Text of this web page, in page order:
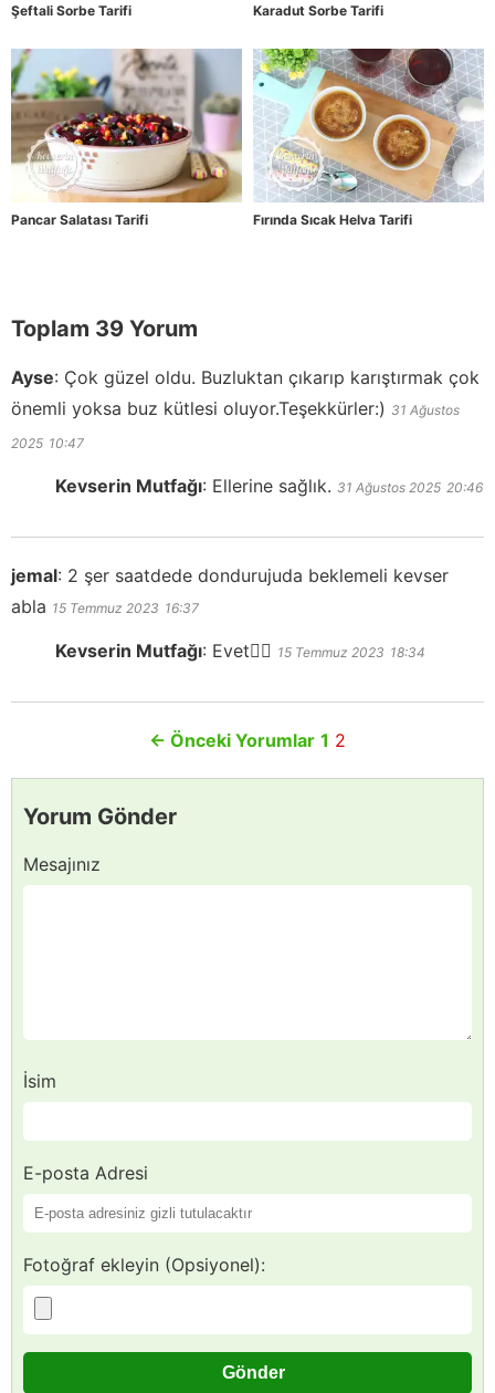
Şeftali Sorbe Tarifi Karadut Sorbe Tarifi
Pancar Salatası Tarifi Fırında Sıcak Helva Tarifi
Toplam 39 Yorum
Ayse: Çok güzel oldu. Buzluktan çıkarıp karıştırmak çok
önemli yoksa buz kütlesi oluyor.Teşekkürler:) 31 Ağustos
2025 10:47
Kevserin Mutfağı: Ellerine sağlık. 31 Ağustos 2025 20:46
jemal: 2 şer saatdede dondurujuda beklemeli kevser
abla 15 Temmuz 2023 16:37
Kevserin Mutfağı: Evet👍🏻 15 Temmuz 2023 18:34
← Önceki Yorumlar 1 2
Yorum Gönder
Mesajınız
İsim
E-posta Adresi
Fotoğraf ekleyin (Opsiyonel):